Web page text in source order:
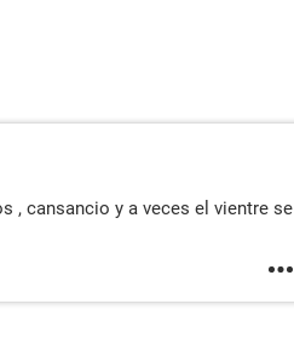
, cansancio y a veces el vientre se